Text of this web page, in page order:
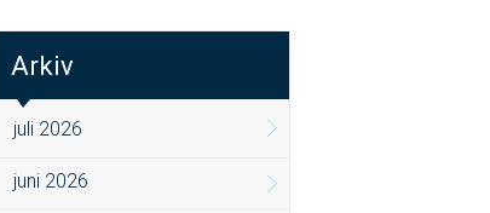
Arkiv
juli 2026
juni 2026